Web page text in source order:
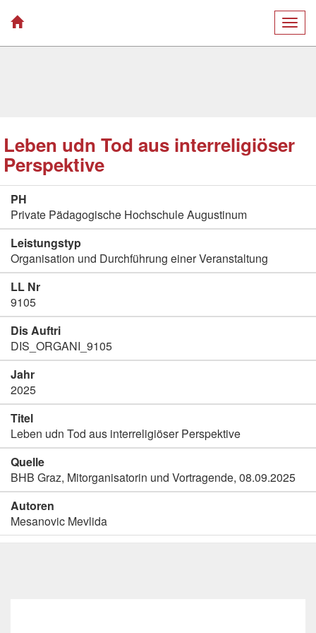
Leben udn Tod aus interreligiöser
Perspektive
PH
Private Pädagogische Hochschule Augustinum
Leistungstyp
Organisation und Durchführung einer Veranstaltung
LL Nr
9105
Dis Auftri
DIS_ORGANI_9105
Jahr
2025
Titel
Leben udn Tod aus interreligiöser Perspektive
Quelle
BHB Graz, Mitorganisatorin und Vortragende, 08.09.2025
Autoren
Mesanovic Mevlida